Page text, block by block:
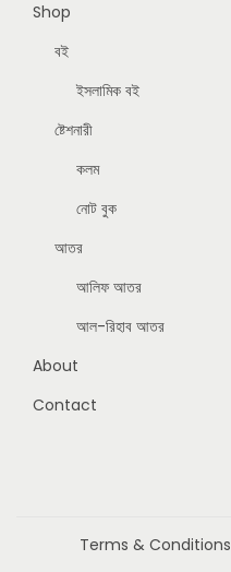
Shop
বই
ইসলামিক বই
ষ্টেশনারী
কলম
নোট বুক
আতর
আলিফ আতর
আল-রিহাব আতর
About
Contact
Terms & Conditions